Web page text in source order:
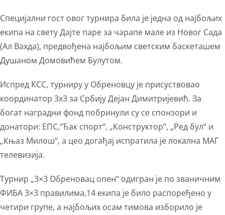
Специјални гост овог турнира била је једна од најбољих
екипа на свету Дајте паре за чарапе мале из Новог Сада
(Ал Вахда), предвођена најбољим светским баскеташем
Душаном Домовићем Булутом.
Испред КСС, турниру у Обреновцу је присуствовао
координатор 3х3 за Србију Дејан Димитријевић. За
богат наградни фонд побринули су се спонзори и
донатори: ЕПС,“Ђак спорт“, „Конструктор“, „Ред бул“ и
„Књаз Милош“, а цео догађај испратила је локална МАГ
телевизија.
Турнир „3×3 Обреновац опен“ одигран је по званичним
ФИБА 3×3 правилима,14 екипа је било распоређено у
четири групе, а најбољих осам тимова изборило је